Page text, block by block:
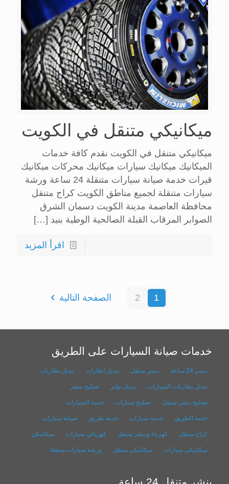
ميكانيكي متنقل في الكويت
ميكانيكي متنقل في الكويت نقدم كافة خدمات
الميكانيك ميكانيك سيارات ميكانيك محركات ميكانيك
قيرات خدمة صيانة سيارات متنقلة 24 ساعة ورشة
سيارات متنقلة لجميع مناطق الكويت كراج متنقل
محافظة العاصمة مدينة الكويت دسمان الشرق
الصوابر المرقاب القبلة الصالحية الوطية بنيد […]
اقرأ المزيد
1
2 الصفحة التالية
خدمات صيانة السيارات على الطريق
بنشر 24 ساعة بنشر متنقل تبديل إطارات تبديل بطاريات
تبديل بطاريات السيارات تبديل تواير تصليح بنشر
تصليح بنشر متنقل تصليح سيارات خدمة السيارات
خدمة الطريق خدمة سيارات خدمة طريق صيانة سيارات
كراج متنقل كهرباء وبنشر متنقل كهربائي سيارات ميكانيكي
ميكانيكي سيارات ميكانيكي متنقل ورشة سيارات متنقلة